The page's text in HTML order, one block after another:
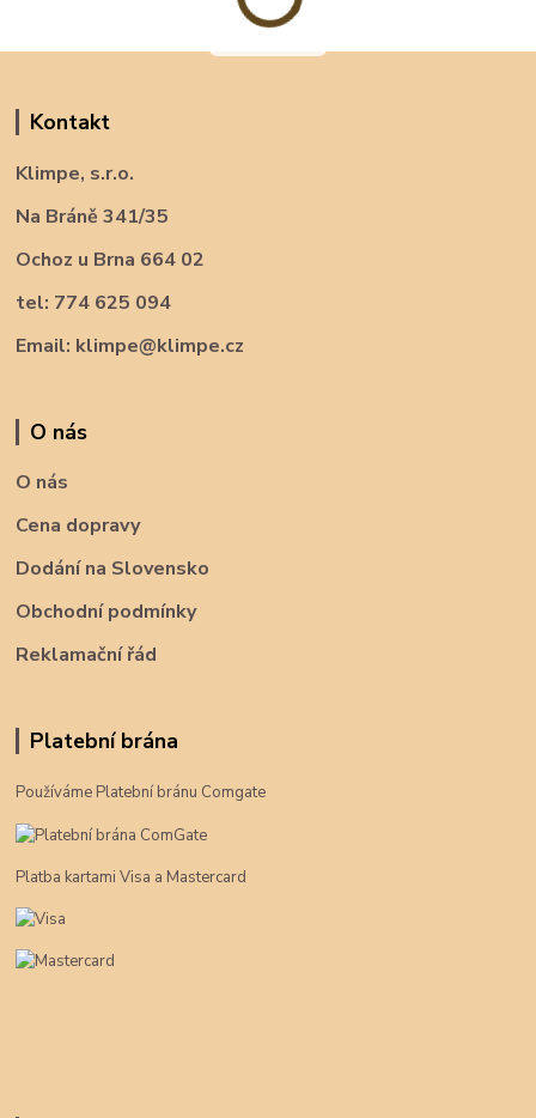
Kontakt
Klimpe, s.r.o.
Na Bráně 341/35
Ochoz u Brna 664 02
tel: 774 625 094
Email: klimpe@klimpe.cz
O nás
O nás
Cena dopravy
Dodání na Slovensko
Obchodní podmínky
Reklamační řád
Platební brána
Používáme Platební bránu Comgate
Platba kartami Visa a Mastercard